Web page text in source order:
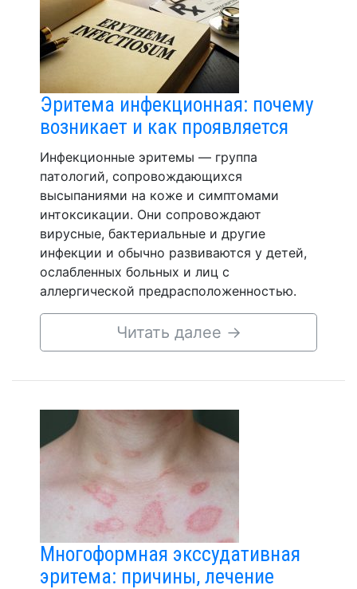
Эритема инфекционная: почему
возникает и как проявляется
Инфекционные эритемы — группа
патологий, сопровождающихся
высыпаниями на коже и симптомами
интоксикации. Они сопровождают
вирусные, бактериальные и другие
инфекции и обычно развиваются у детей,
ослабленных больных и лиц с
аллергической предрасположенностью.
Читать далее →
Многоформная экссудативная
эритема: причины, лечение